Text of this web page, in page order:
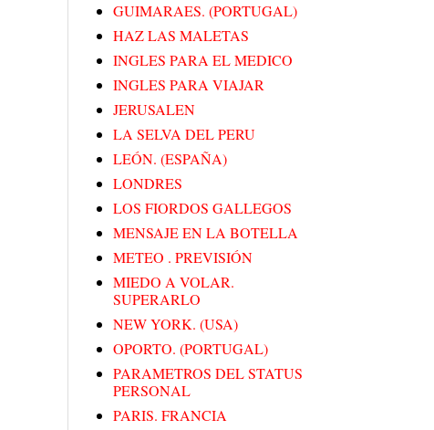
GUIMARAES. (PORTUGAL)
HAZ LAS MALETAS
INGLES PARA EL MEDICO
INGLES PARA VIAJAR
JERUSALEN
LA SELVA DEL PERU
LEÓN. (ESPAÑA)
LONDRES
LOS FIORDOS GALLEGOS
MENSAJE EN LA BOTELLA
METEO . PREVISIÓN
MIEDO A VOLAR.
SUPERARLO
NEW YORK. (USA)
OPORTO. (PORTUGAL)
PARAMETROS DEL STATUS
PERSONAL
PARIS. FRANCIA